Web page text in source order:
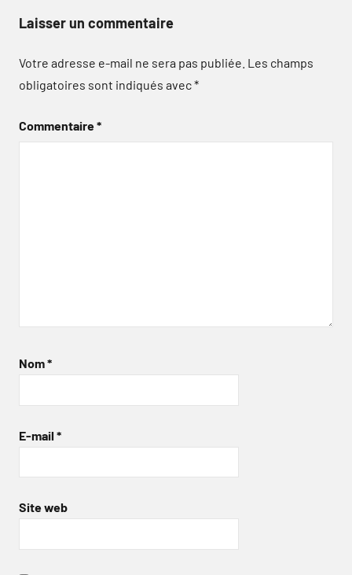
Laisser un commentaire
Votre adresse e-mail ne sera pas publiée. Les champs
obligatoires sont indiqués avec*
Commentaire*
Nom*
E-mail *
Site web